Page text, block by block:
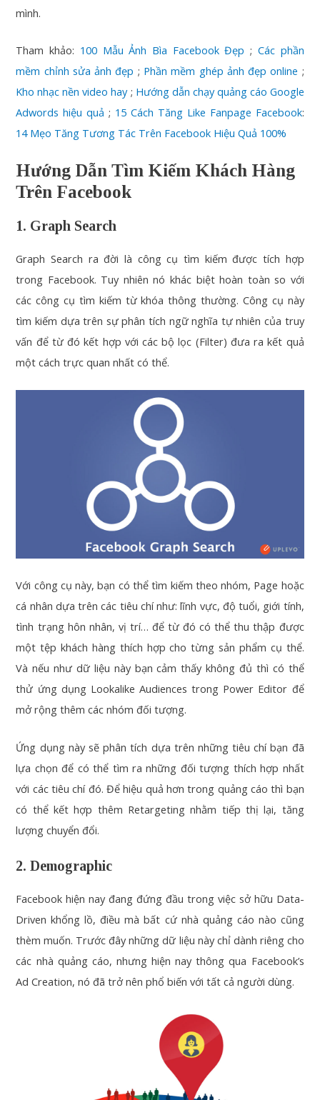
mình.
Tham khảo: 100 Mẫu Ảnh Bìa Facebook Đẹp ; Các phần
mềm chỉnh sửa ảnh đẹp ; Phần mềm ghép ảnh đẹp online ;
Kho nhạc nền video hay; Hướng dẫn chạy quảng cáo Google
Adwords hiệu quả ; 15 Cách Tăng Like Fanpage Facebook:
14 Mẹo Tăng Tương Tác Trên Facebook Hiệu Quả 100%
Hướng Dẫn Tìm Kiếm Khách Hàng
Trên Facebook
1. Graph Search
Graph Search ra đời là công cụ tìm kiếm được tích hợp
trong Facebook. Tuy nhiên nó khác biệt hoàn toàn so với
các công cụ tìm kiếm từ khóa thông thường. Công cụ này
tìm kiếm dựa trên sự phân tích ngữ nghĩa tự nhiên của truy
vấn để từ đó kết hợp với các bộ lọc (Filter) đưa ra kết quả
một cách trực quan nhất có thể.
Với công cụ này, bạn có thể tìm kiếm theo nhóm, Page hoặc
cá nhân dựa trên các tiêu chí như: lĩnh vực, độ tuổi, giới tính,
tình trạng hôn nhân, vị trí… để từ đó có thể thu thập được
một tệp khách hàng thích hợp cho từng sản phẩm cụ thể.
Và nếu như dữ liệu này bạn cảm thấy không đủ thì có thể
thử ứng dụng Lookalike Audiences trong Power Editor để
mở rộng thêm các nhóm đối tượng.
Ứng dụng này sẽ phân tích dựa trên những tiêu chí bạn đã
lựa chọn để có thể tìm ra những đối tượng thích hợp nhất
với các tiêu chí đó. Để hiệu quả hơn trong quảng cáo thì bạn
có thể kết hợp thêm Retargeting nhằm tiếp thị lại, tăng
lượng chuyển đổi.
2. Demographic
Facebook hiện nay đang đứng đầu trong việc sở hữu Data-
Driven khổng lồ, điều mà bất cứ nhà quảng cáo nào cũng
thèm muốn. Trước đây những dữ liệu này chỉ dành riêng cho
các nhà quảng cáo, nhưng hiện nay thông qua Facebook’s
Ad Creation, nó đã trở nên phổ biến với tất cả người dùng.